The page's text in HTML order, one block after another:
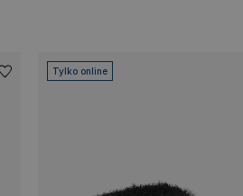
Tylko online